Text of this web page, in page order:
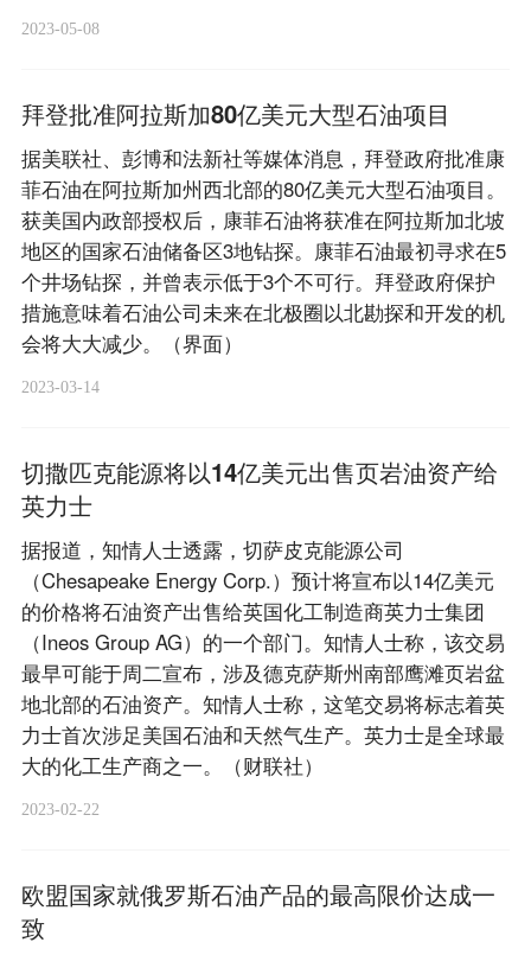
2023-05-08
拜登批准阿拉斯加80亿美元大型石油项目
据美联社、彭博和法新社等媒体消息，拜登政府批准康
菲石油在阿拉斯加州西北部的80亿美元大型石油项目。
获美国内政部授权后，康菲石油将获准在阿拉斯加北坡
地区的国家石油储备区3地钻探。康菲石油最初寻求在5
个井场钻探，并曾表示低于3个不可行。拜登政府保护
措施意味着石油公司未来在北极圈以北勘探和开发的机
会将大大减少。（界面）
2023-03-14
切撒匹克能源将以14亿美元出售页岩油资产给
英力士
据报道，知情人士透露，切萨皮克能源公司
（Chesapeake Energy Corp.）预计将宣布以14亿美元
的价格将石油资产出售给英国化工制造商英力士集团
（Ineos Group AG）的一个部门。知情人士称，该交易
最早可能于周二宣布，涉及德克萨斯州南部鹰滩页岩盆
地北部的石油资产。知情人士称，这笔交易将标志着英
力士首次涉足美国石油和天然气生产。英力士是全球最
大的化工生产商之一。（财联社）
2023-02-22
欧盟国家就俄罗斯石油产品的最高限价达成一
致